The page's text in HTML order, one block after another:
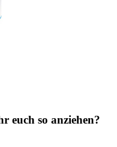
euch so anziehen?